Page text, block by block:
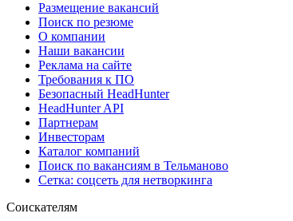
Размещение вакансий
Поиск по резюме
О компании
Наши вакансии
Реклама на сайте
Требования к ПО
Безопасный HeadHunter
HeadHunter API
Партнерам
Инвесторам
Каталог компаний
Поиск по вакансиям в Тельманово
Сетка: соцсеть для нетворкинга
Соискателям